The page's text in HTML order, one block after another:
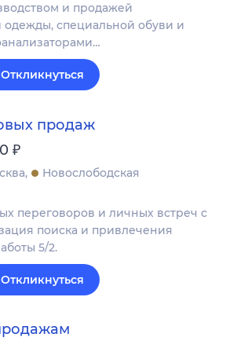
и продажей
специальной обуви и
Откликнуться
продаж
₽
Новослободская
переговоров и личных встреч с
поиска и привлечения
5/2.
Откликнуться